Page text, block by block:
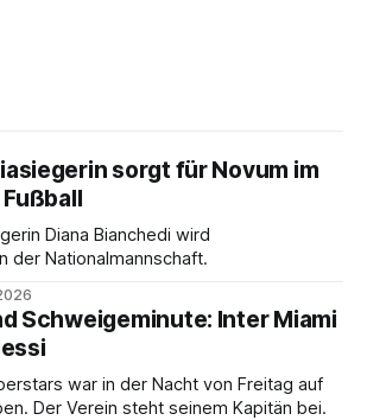
sorgt für Novum im
Diana Bianchedi wird
der Nationalmannschaft.
Schweigeminute: Inter Miami
war in der Nacht von Freitag auf
Der Verein steht seinem Kapitän bei.